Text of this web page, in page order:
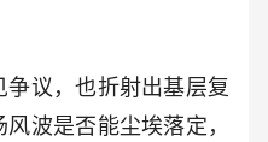
议，也折射出基层复
波是否能尘埃落定，